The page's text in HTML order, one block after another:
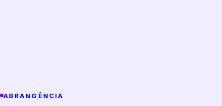
ABRANGÊNCIA